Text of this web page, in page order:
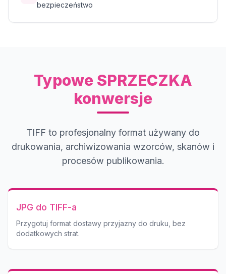
bezpieczeństwo
Typowe SPRZECZKA
konwersje
TIFF to profesjonalny format używany do
drukowania, archiwizowania wzorców, skanów i
procesów publikowania.
JPG do TIFF-a
Przygotuj format dostawy przyjazny do druku, bez
dodatkowych strat.